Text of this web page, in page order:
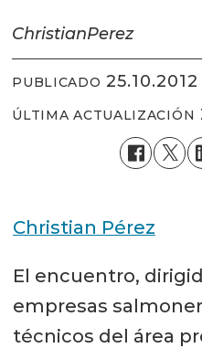
ChristianPerez
PUBLICADO
ÚLTIMA ACTUALIZACIÓN
Christian Pérez
El encuentro,
empresas
técnicos del área